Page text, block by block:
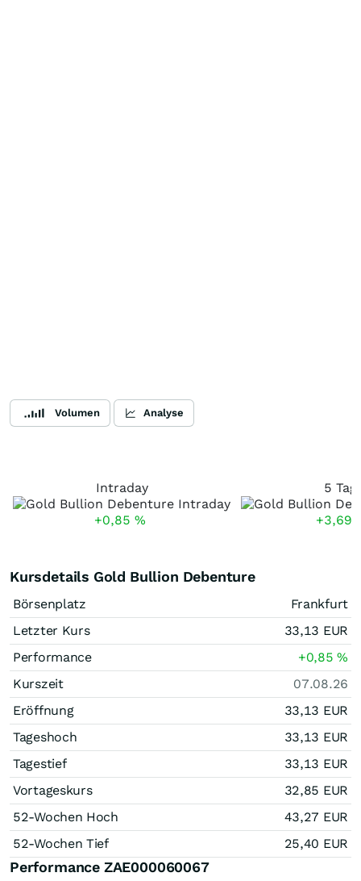
Volumen Analyse
Intraday
+0,85 %
5
+3,69
Kursdetails Gold Bullion Debenture
Börsenplatz
Frankfurt
Letzter Kurs
33,13 EUR
Performance
+0,85%
Kurszeit
07.08.26
Eröffnung
33,13 EUR
Tageshoch
33,13 EUR
Tagestief
33,13 EUR
Vortageskurs
32,85 EUR
52-Wochen Hoch
43,27 EUR
52-Wochen Tief
25,40 EUR
Performance ZAE000060067